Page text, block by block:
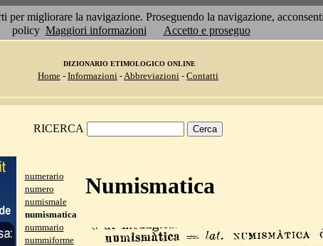
per migliorare la navigazione. Proseguendo la navigazione,
policy Maggiori informazioni Accetto e proseguo
DIZIONARIO ETIMOLOGICO ONLINE
Home - Informazioni -Abbreviazioni - Contatti
RICERCA
numerario
numero
numismale
numismatica
nummario
nummiforme
Numismatica